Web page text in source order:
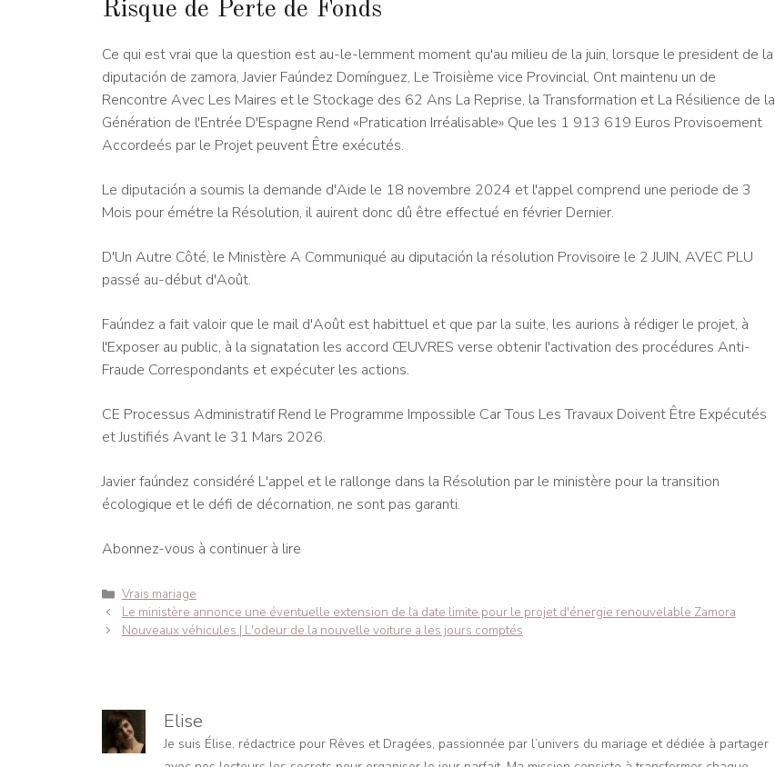
Risque de Perte de Fonds
Ce qui est vrai que la question est au-le-lemment moment qu'au milieu de la juin, lorsque le president de la
diputación de zamora, Javier Faúndez Domínguez, Le Troisième vice Provincial, Ont maintenu un de
Rencontre Avec Les Maires et le Stockage des 62 Ans La Reprise, la Transformation et La Résilience de la
Génération de l'Entrée D'Espagne Rend «Pratication Irréalisable» Que les 1 913 619 Euros Provisoement
Accordeés par le Projet peuvent Être exécutés.
Le diputación a soumis la demande d'Aide le 18 novembre 2024 et l'appel comprend une periode de 3
Mois pour émétre la Résolution, il auirent donc dû être effectué en février Dernier.
D'Un Autre Côté, le Ministère A Communiqué au diputación la résolution Provisoire le 2 JUIN, AVEC PLU
passé au-début d'Août.
Faúndez a fait valoir que le mail d'Août est habittuel et que par la suite, les aurions à rédiger le projet, à
l'Exposer au public, à la signatation les accord ŒUVRES verse obtenir l'activation des procédures Anti-
Fraude Correspondants et expécuter les actions.
CE Processus Administratif Rend le Programme Impossible Car Tous Les Travaux Doivent Être Expécutés
et Justifiés Avant le 31 Mars 2026.
Javier faúndez considéré L'appel et le rallonge dans la Résolution par le ministère pour la transition
écologique et le défi de décornation, ne sont pas garanti.
Abonnez-vous à continuer à lire
Catégories
Vrais mariage
Navigation
des
Le ministère annonce une éventuelle extension de la date limite pour le projet d'énergie renouvelable Zamora
Nouveaux véhicules | L'odeur de la nouvelle voiture a les jours comptés
Elise
Je suis Élise, rédactrice pour Rêves et Dragées, passionnée par l’univers du mariage et dédiée à partager